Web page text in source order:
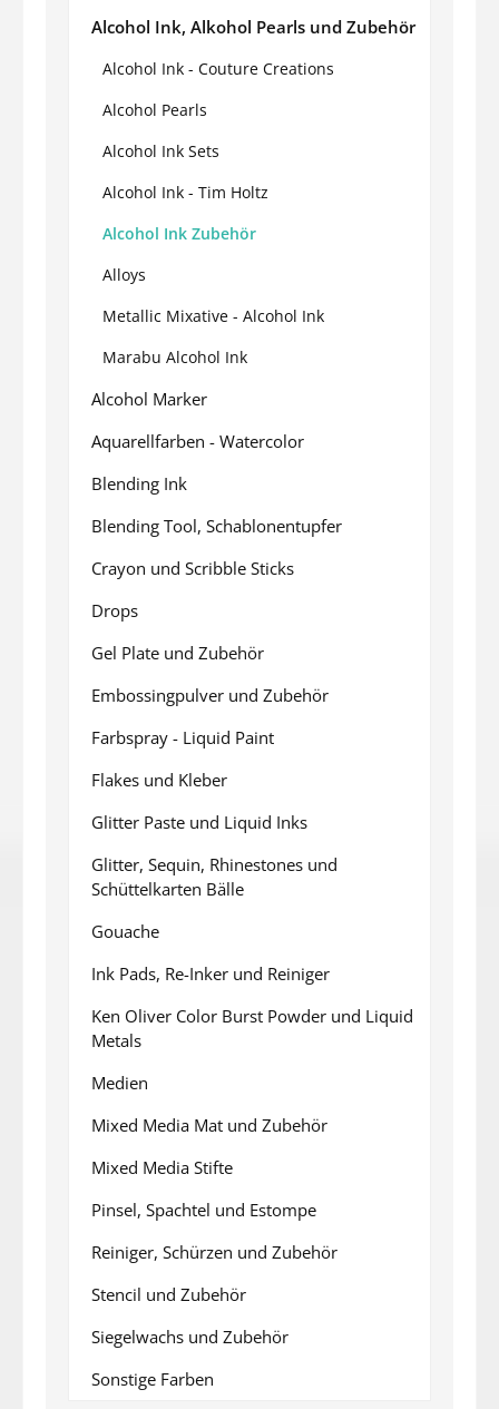
Alcohol Ink, Alkohol Pearls und Zubehör
Alcohol Ink - Couture Creations
Alcohol Pearls
Alcohol Ink Sets
Alcohol Ink - Tim Holtz
Alcohol Ink Zubehör
Alloys
Metallic Mixative - Alcohol Ink
Marabu Alcohol Ink
Alcohol Marker
Aquarellfarben - Watercolor
Blending Ink
Blending Tool, Schablonentupfer
Crayon und Scribble Sticks
Drops
Gel Plate und Zubehör
Embossingpulver und Zubehör
Farbspray - Liquid Paint
Flakes und Kleber
Glitter Paste und Liquid Inks
Glitter, Sequin, Rhinestones und
Schüttelkarten Bälle
Gouache
Ink Pads, Re-Inker und Reiniger
Ken Oliver Color Burst Powder und Liquid
Metals
Medien
Mixed Media Mat und Zubehör
Mixed Media Stifte
Pinsel, Spachtel und Estompe
Reiniger, Schürzen und Zubehör
Stencil und Zubehör
Siegelwachs und Zubehör
Sonstige Farben